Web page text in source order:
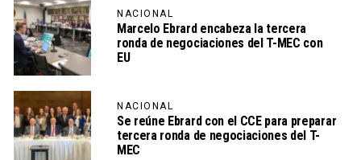
NACIONAL
Marcelo Ebrard encabeza la tercera
ronda de negociaciones del T-MEC con
EU
NACIONAL
Se reúne Ebrard con el CCE para preparar
tercera ronda de negociaciones del T-
MEC